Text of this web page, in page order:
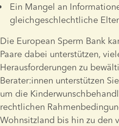
Ein Mangel an
gleichgeschlechtliche
Die European Sperm Bank
Paare dabei unterstützen,
Herausforderungen zu
Berater:innen unterstützen
um die
rechtlichen
Wohnsitzland bis hin zu den